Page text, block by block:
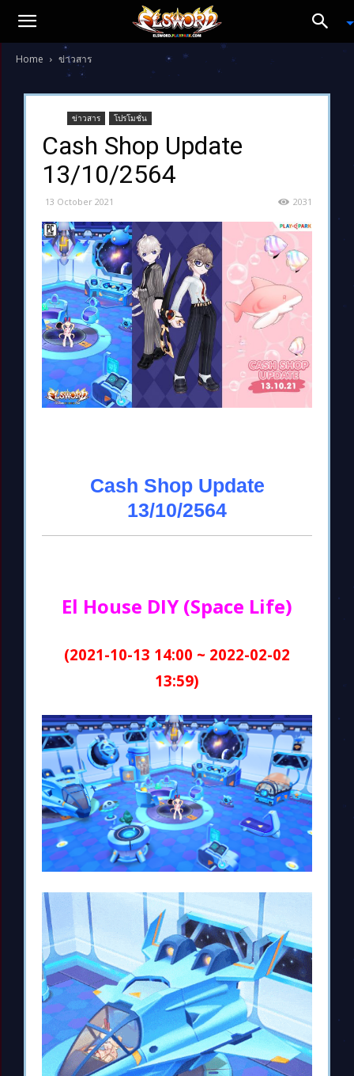
Home ข่าวสาร
ข่าวสาร โปรโมชั่น
Cash Shop Update
13/10/2564
13 October 2021 2031
Cash Shop Update
13/10/2564
El House DIY (Space Life)
(2021-10-13 14:00 ~ 2022-02-02
13:59)